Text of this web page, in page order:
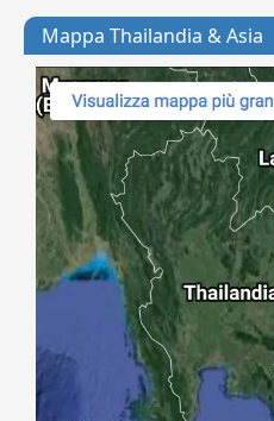
Mappa Thailandia & Asia